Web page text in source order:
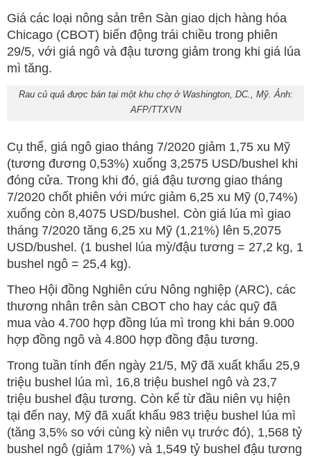
Giá các loại nông sản trên Sàn giao dịch hàng hóa
Chicago (CBOT) biến động trái chiều trong phiên
29/5, với giá ngô và đậu tương giảm trong khi giá lúa
mì tăng.
Rau củ quả được bán tại một khu chợ ở Washington, DC., Mỹ. Ảnh:
AFP/TTXVN
Cụ thể, giá ngô giao tháng 7/2020 giảm 1,75 xu Mỹ
(tương đương 0,53%) xuống 3,2575 USD/bushel khi
đóng cửa. Trong khi đó, giá đậu tương giao tháng
7/2020 chốt phiên với mức giảm 6,25 xu Mỹ (0,74%)
xuống còn 8,4075 USD/bushel. Còn giá lúa mì giao
tháng 7/2020 tăng 6,25 xu Mỹ (1,21%) lên 5,2075
USD/bushel. (1 bushel lúa mỳ/đậu tương = 27,2 kg, 1
bushel ngô = 25,4 kg).
Theo Hội đồng Nghiên cứu Nông nghiệp (ARC), các
thương nhân trên sàn CBOT cho hay các quỹ đã
mua vào 4.700 hợp đồng lúa mì trong khi bán 9.000
hợp đồng ngô và 4.800 hợp đồng đậu tương.
Trong tuần tính đến ngày 21/5, Mỹ đã xuất khẩu 25,9
triệu bushel lúa mì, 16,8 triệu bushel ngô và 23,7
triệu bushel đậu tương. Còn kể từ đầu niên vụ hiện
tại đến nay, Mỹ đã xuất khẩu 983 triệu bushel lúa mì
(tăng 3,5% so với cùng kỳ niên vụ trước đó), 1,568 tỷ
bushel ngô (giảm 17%) và 1,549 tỷ bushel đậu tương